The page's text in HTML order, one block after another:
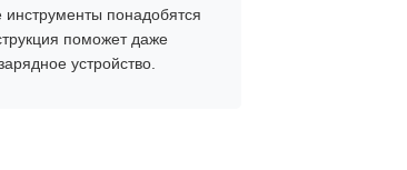
инструменты понадобятся
поможет даже
устройство.